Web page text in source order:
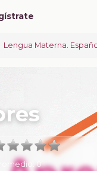
Lengua Materna.
0